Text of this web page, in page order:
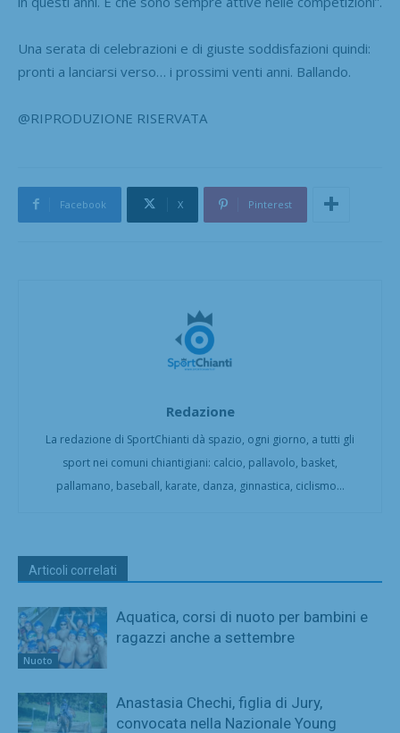
Una serata di celebrazioni e di giuste soddisfazioni quindi:
pronti a lanciarsi verso… i prossimi venti anni. Ballando.
@RIPRODUZIONE RISERVATA
Facebook X Pinterest
Redazione
La redazione di SportChianti dà spazio, ogni giorno, a tutti gli
sport nei comuni chiantigiani: calcio, pallavolo, basket,
pallamano, baseball, karate, danza, ginnastica, ciclismo...
Articoli correlati
Nuoto
Aquatica, corsi di nuoto per bambini e
ragazzi anche a settembre
Anastasia Chechi, figlia di Jury,
convocata nella Nazionale Young